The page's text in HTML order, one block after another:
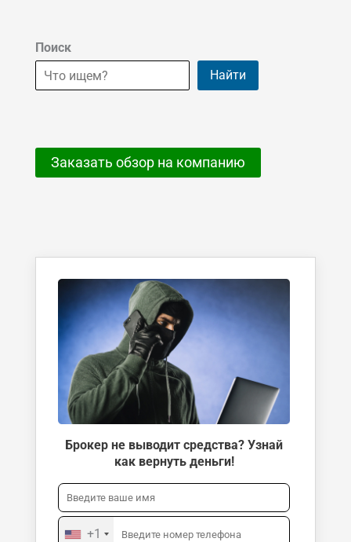
Поиск
Найти
Заказать обзор на компанию
Брокер не выводит средства? Узнай
как вернуть деньги!
+1